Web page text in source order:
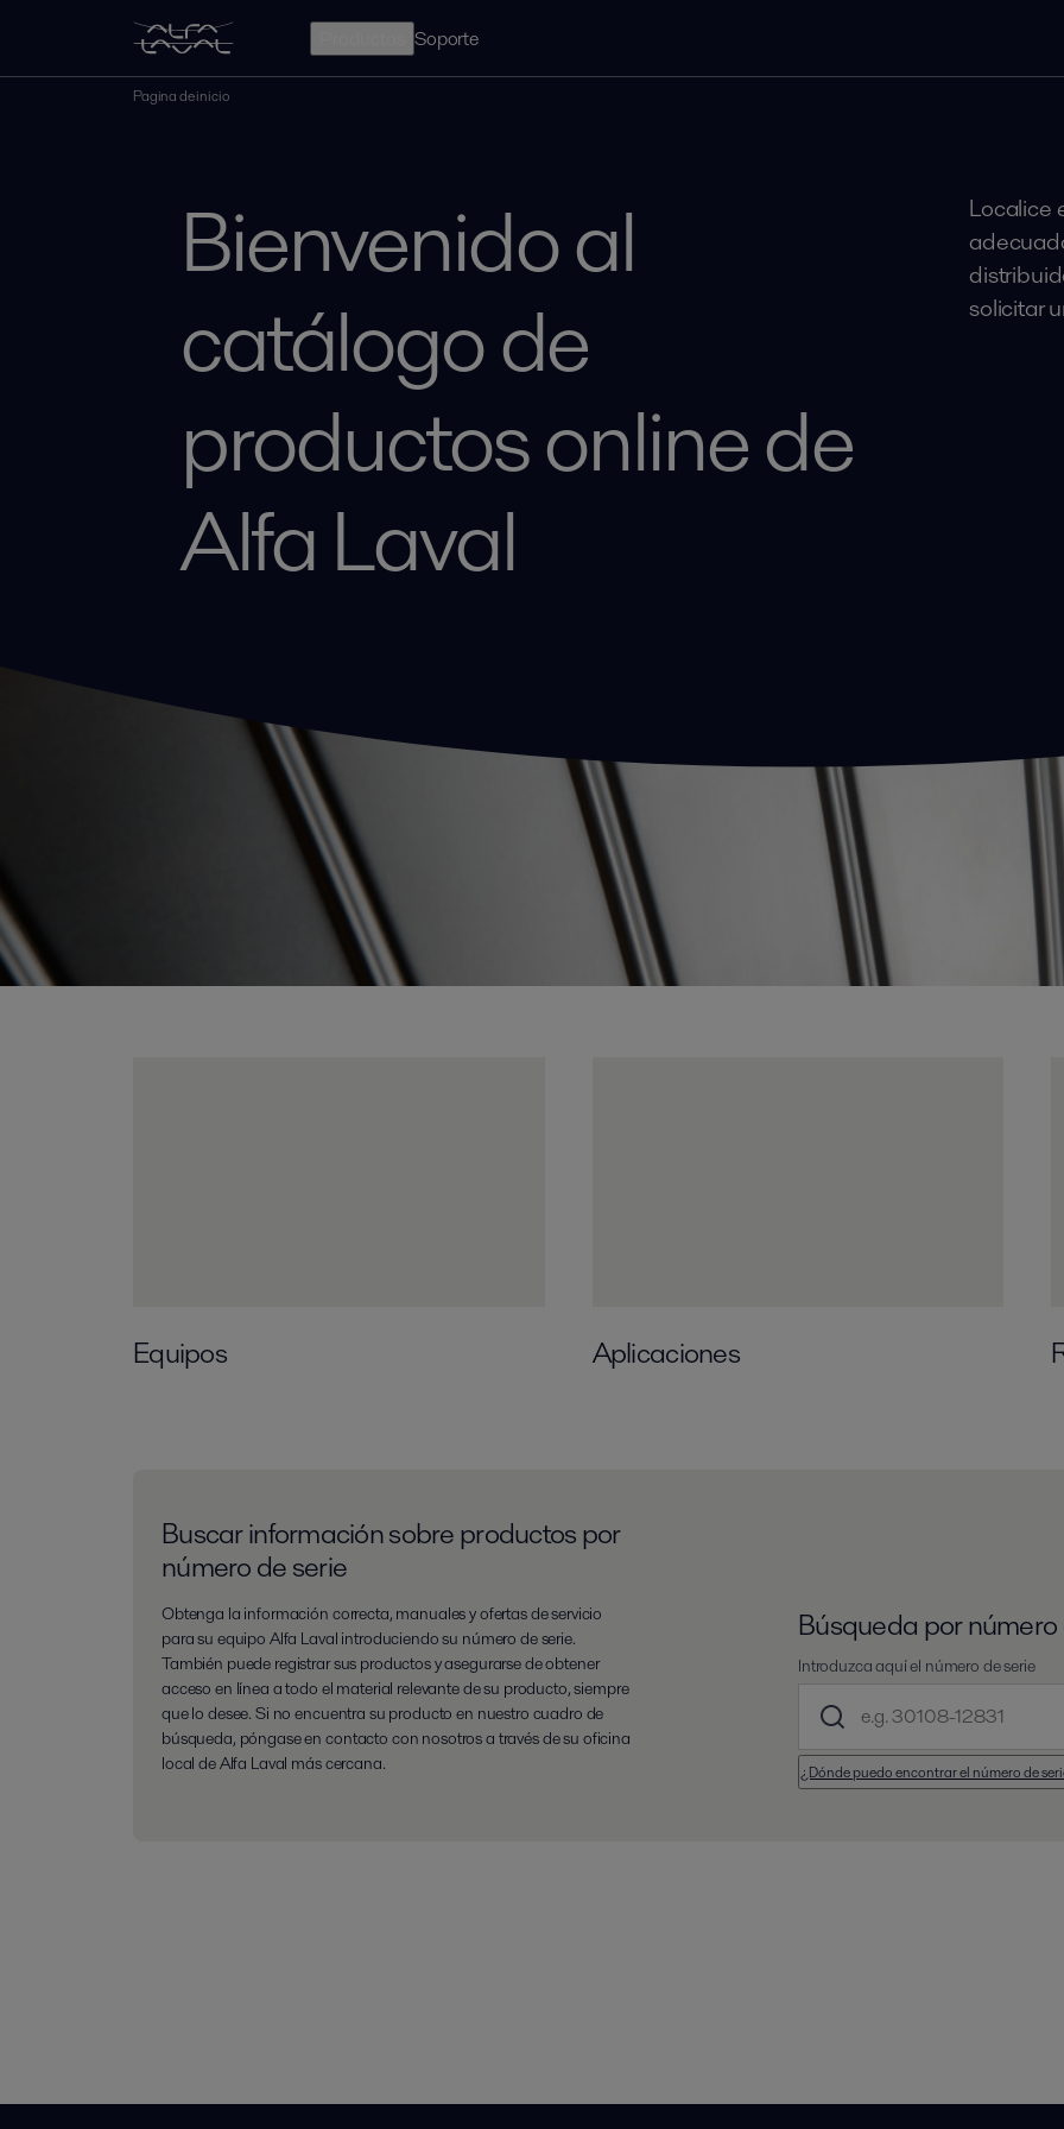
Soporte
Pagina de inicio
Bienvenido al
catálogo de
productos online de
Alfa Laval
Localice
solicitar
Equipos Aplicaciones
Buscar información sobre productos por
número de serie
Obtenga la información correcta, manuales y ofertas de servicio
para su equipo Alfa Laval introduciendo su número de serie.
También puede registrar sus productos y asegurarse de obtener
acceso en línea a todo el material relevante de su producto, siempre
que lo desee. Si no encuentra su producto en nuestro cuadro de
búsqueda, póngase en contacto con nosotros a través de su oficina
local de Alfa Laval más cercana.
Búsqueda por número
Introduzca aquí el número de serie
¿Dónde puedo encontrar el número de